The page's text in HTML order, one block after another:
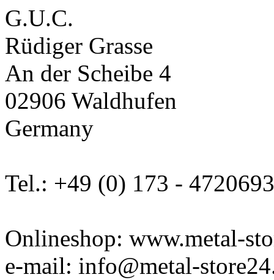
G.U.C.
Rüdiger Grasse
An der Scheibe 4
02906 Waldhufen
Germany
Tel.: +49 (0) 173 - 4720693
Onlineshop: www.metal-
e-mail: info@metal-